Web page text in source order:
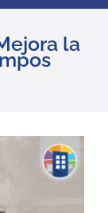
la